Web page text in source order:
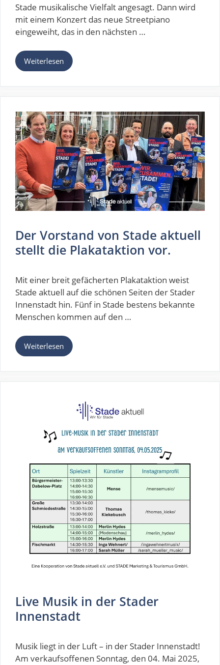
Stade musikalische Vielfalt angesagt. Dann wird
mit einem Konzert das neue Streetpiano
eingeweiht, das in den nächsten …
Weiterlesen
Der Vorstand von Stade aktuell
stellt die Plakataktion vor.
Mit einer breit gefächerten Plakataktion weist
Stade aktuell auf die schönen Seiten der Stader
Innenstadt hin. Fünf in Stade bestens bekannte
Menschen kommen auf den …
Weiterlesen
Live Musik in der Stader
Innenstadt
Musik liegt in der Luft – in der Stader Innenstadt!
Am verkaufsoffenen Sonntag, den 04. Mai 2025,